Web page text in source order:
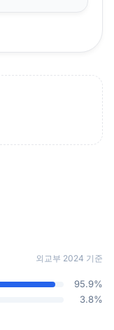
외교부 2024 기준
95.9%
3.8%